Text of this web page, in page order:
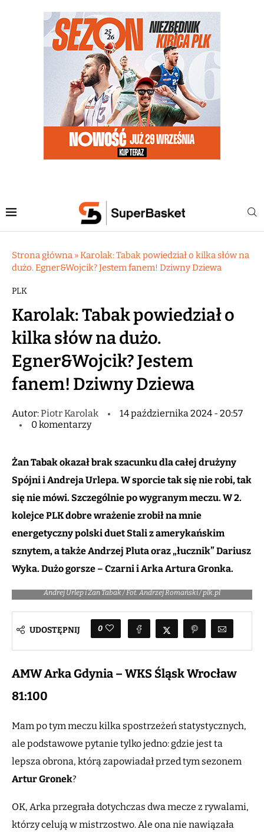
Strona główna »Karolak: Tabak powiedział o kilka słów na
dużo. Egner&Wojcik? Jestem fanem! Dziwny Dziewa
PLK
Karolak: Tabak powiedział o
kilka słów na dużo.
Egner&Wojcik? Jestem
fanem! Dziwny Dziewa
Autor:Piotr Karolak
14 października 2024 - 20:57
0 komentarzy
Żan Tabak okazał brak szacunku dla całej drużyny
Spójni i Andreja Urlepa. W sporcie tak się nie robi, tak
się nie mówi. Szczególnie po wygranym meczu. W 2.
kolejce PLK dobre wrażenie zrobił na mnie
energetyczny polski duet Stali z amerykańskim
sznytem, a także Andrzej Pluta oraz „łucznik” Dariusz
Wyka. Dużo gorsze – Czarni i Arka Artura Gronka.
Andrej Urlep i Żan Tabak / Fot. Andrzej Romański / plk.pl
UDOSTĘPNIJ 0
AMW Arka Gdynia – WKS Śląsk Wrocław
81:100
Mam po tym meczu kilka spostrzeżeń statystycznych,
ale podstawowe pytanie tylko jedno: gdzie jest ta
lepsza obrona, którą zapowiadał przed tym sezonem
Artur Gronek?
OK, Arka przegrała dotychczas dwa mecze z rywalami,
którzy celują w mistrzostwo. Ale ona nie nawiązała